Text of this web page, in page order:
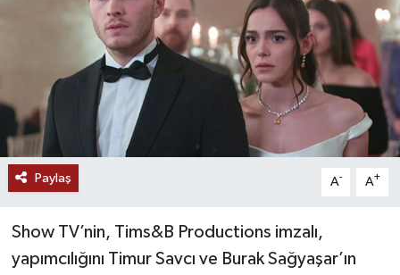
Paylaş A- A+
Show TV’nin, Tims&B Productions imzalı,
yapımcılığını Timur Savcı ve Burak Sağyaşar’ın
Son Dakika Haberleri
Haber Arşivi